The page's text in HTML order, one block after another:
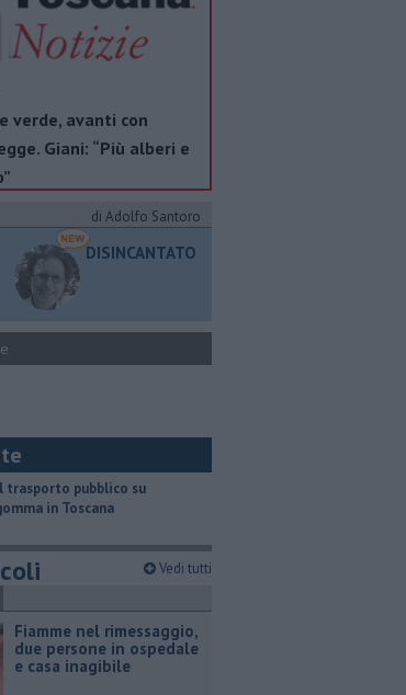
verde, avanti con
Giani: “Più alberi e
di Adolfo Santoro
DISINCANTATO
trasporto pubblico su
in Toscana
Vedi tutti
Fiamme nel rimessaggio,
due persone in ospedale
e casa inagibile